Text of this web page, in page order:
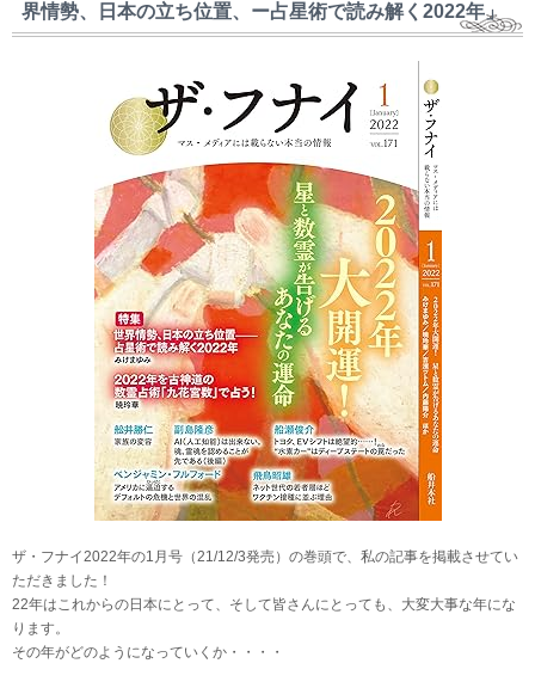
界情勢、日本の立ち位置、ー占星術で読み解く2022年」
ザ・フナイ2022年の1月号（21/12/3発売）の巻頭で、私の記事を掲載させてい
ただきました！
22年はこれからの日本にとって、そして皆さんにとっても、大変大事な年にな
ります。
その年がどのようになっていくか・・・・